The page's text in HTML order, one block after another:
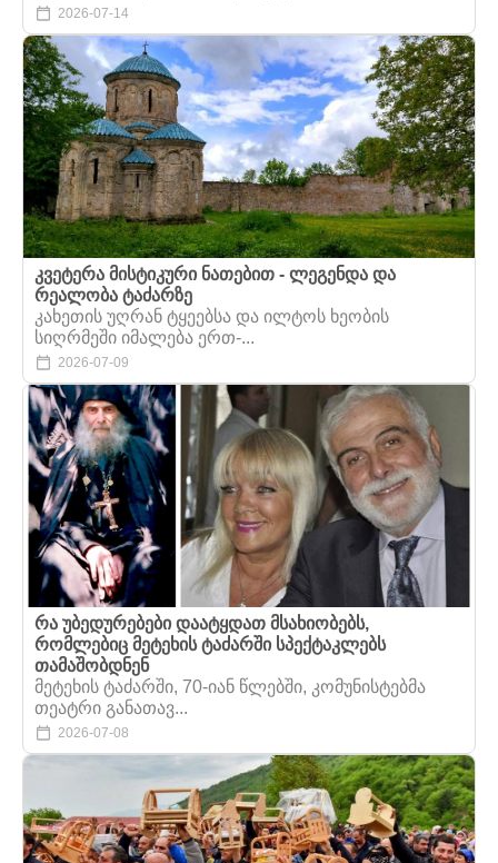
2026-07-14
კვეტერა მისტიკური ნათებით - ლეგენდა და
რეალობა ტაძარზე
კახეთის უღრან ტყეებსა და ილტოს ხეობის
სიღრმეში იმალება ერთ-...
2026-07-09
რა უბედურებები დაატყდათ მსახიობებს,
რომლებიც მეტეხის ტაძარში სპექტაკლებს
თამაშობდნენ
მეტეხის ტაძარში, 70-იან წლებში, კომუნისტებმა
თეატრი განათავ...
2026-07-08